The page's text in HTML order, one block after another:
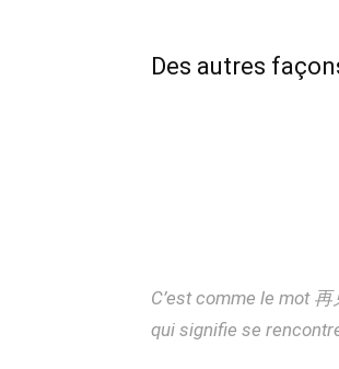
Des autres
C’est comme le mot
qui signifie se